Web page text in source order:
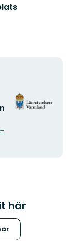
Organisationens
logotyp
här